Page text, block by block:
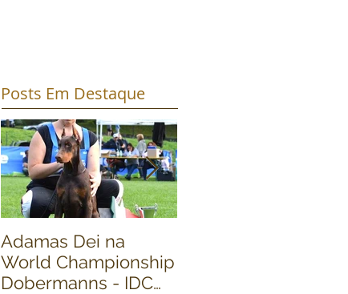
Posts Em Destaque
Adamas Dei na
World Championship
Dobermanns - IDC